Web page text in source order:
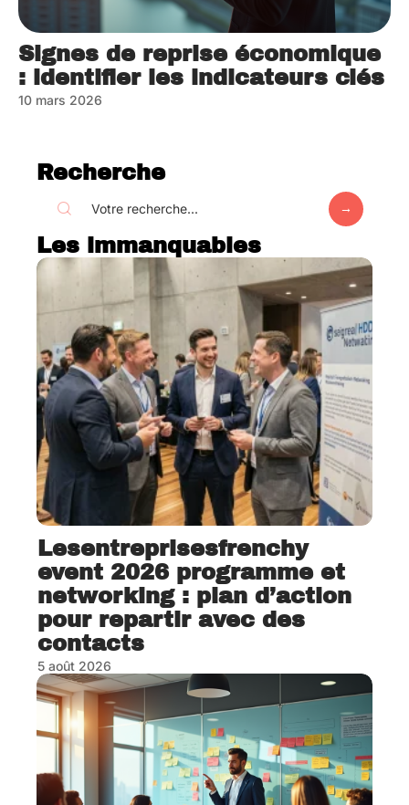
Signes de reprise économique
: identifier les indicateurs clés
10 mars 2026
Recherche
Les immanquables
Lesentreprisesfrenchy
event 2026 programme et
networking : plan d’action
pour repartir avec des
contacts
5 août 2026